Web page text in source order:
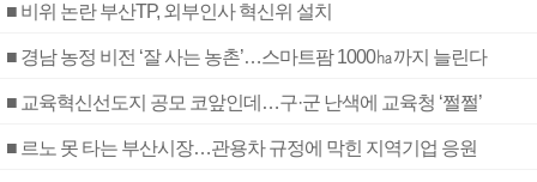
■ 비위 논란 부산TP, 외부인사 혁신위 설치
■ 경남 농정 비전 ‘잘 사는 농촌’…스마트팜 1000㏊까지 늘린다
■ 교육혁신선도지 공모 코앞인데…구·군 난색에 교육청 ‘쩔쩔’
■ 르노 못 타는 부산시장…관용차 규정에 막힌 지역기업 응원